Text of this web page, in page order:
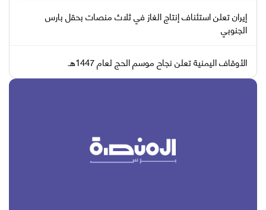
إيران تعلن استئناف إنتاج الغاز في ثلاث منصات بحقل بارس
الجنوبي
الأوقاف اليمنية تعلن نجاح موسم الحج لعام 1447هـ